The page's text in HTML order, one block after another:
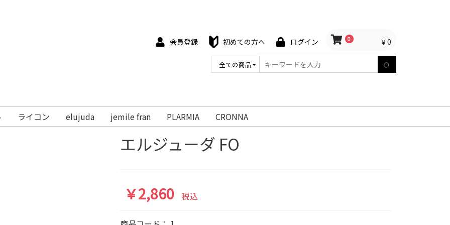
会員登録 初めての方へ ログイン 0 ￥0
ライコン elujuda jemile fran PLARMIA CRONNA
エルジューダ FO
￥2,860 税込